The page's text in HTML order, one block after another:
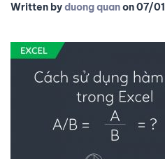
Written byduong quanon07/